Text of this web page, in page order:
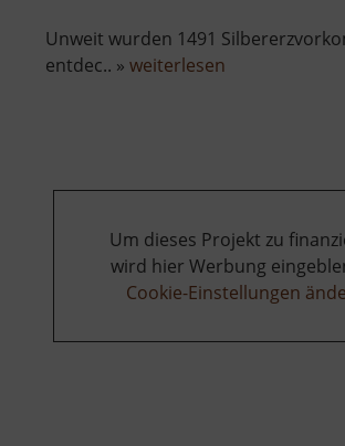
Unweit wurden 1491
entdec.. » weiterlesen
Um dieses Projekt zu
wird hier Werbung
Cookie-Einstellungen